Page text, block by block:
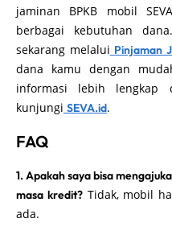
jaminan BPKB mobil
berbagai kebutuhan
sekarang melalui Pinjaman
dana kamu dengan
informasi lebih lengkap
kunjungi SEVA.id.
FAQ
1. Apakah saya bisa
masa kredit?Tidak, mobil
ada.